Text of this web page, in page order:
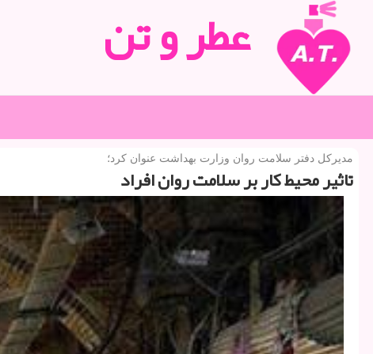
عطر و تن
مدیركل دفتر سلامت روان وزارت بهداشت عنوان كرد؛
تاثیر محیط كار بر سلامت روان افراد